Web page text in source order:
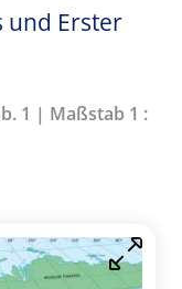
und Erster
1 | Maßstab 1 :